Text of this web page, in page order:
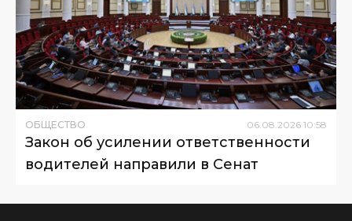
ОБЩЕСТВО 06 08 2026 10:58
Закон об усилении ответственности
водителей направили в Сенат